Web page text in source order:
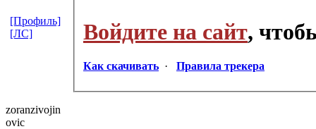
Войдите на сайт,
Как скачивать · Правила трекера
[Профиль]
[ЛС]
zoranzivojin
ovic